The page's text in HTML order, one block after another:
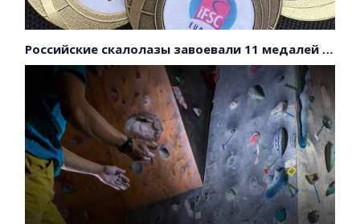
Российские скалолазы завоевали 11 медалей на первенстве Европы!